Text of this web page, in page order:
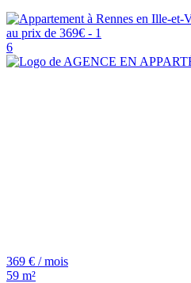
6
369 € / mois
59 m²